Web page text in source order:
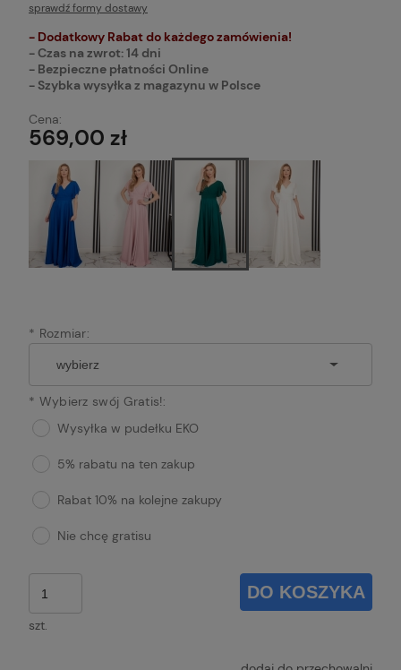
Cena nie zawiera ewentualnych kosztów płatności
sprawdź formy dostawy
- Dodatkowy Rabat do każdego zamówienia!
- Czas na zwrot: 14 dni
- Bezpieczne płatności Online
- Szybka wysyłka z magazynu w Polsce
Cena:
569,00 zł
* Rozmiar:
* Wybierz swój Gratis!:
Wysyłka w pudełku EKO
5% rabatu na ten zakup
Rabat 10% na kolejne zakupy
Nie chcę gratisu
szt.
DO KOSZYKA